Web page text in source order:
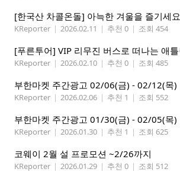
[한국산 차콜온돌] 아늑한 겨울을 즐기세요
KReporter | 2026.02.11 | 추천 0 | 조회 454
KReporter | 2026.02.10 | 추천 0 | 조회 485
부한마켓 주간광고 02/06(금) - 02/12(목)
KReporter | 2026.02.06 | 추천 1 | 조회 552
부한마켓 주간광고 01/30(금) - 02/05(목)
KReporter | 2026.01.30 | 추천 1 | 조회 625
코웨이 2월 설 프로모션 ~2/26까지
KReporter | 2026.01.29 | 추천 0 | 조회 512